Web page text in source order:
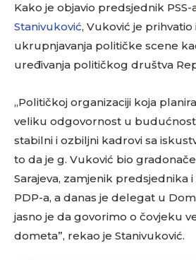
Kako je objavio predsjednik PSS-
Stanivuković, Vuković je prihvatio
ukrupnjavanja političke scene
uređivanja političkog društva
„Političkoj organizaciji koja
veliku odgovornost u
stabilni i ozbiljni kadrovi sa
to da je g. Vuković bio
Sarajeva, zamjenik predsjednika
PDP-a, a danas je delegat u
jasno je da govorimo o čovjeku
dometa”, rekao je Stanivuković.